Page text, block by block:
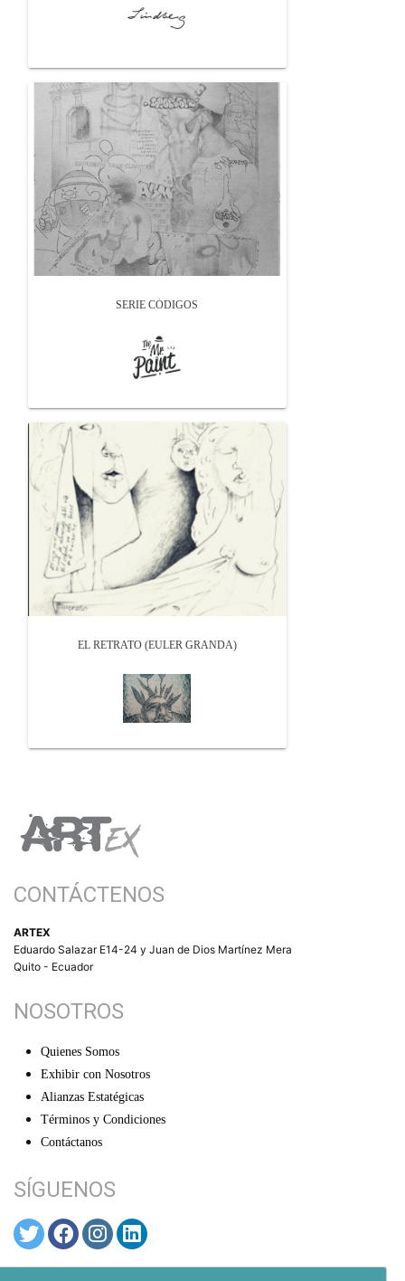
SERIE CÓDIGOS
EL RETRATO (EULER GRANDA)
CONTÁCTENOS
ARTEX
Eduardo Salazar E14-24 y Juan de Dios Martínez Mera
Quito - Ecuador
NOSOTROS
Quienes Somos
Exhibir con Nosotros
Alianzas Estatégicas
Términos y Condiciones
Contáctanos
SÍGUENOS